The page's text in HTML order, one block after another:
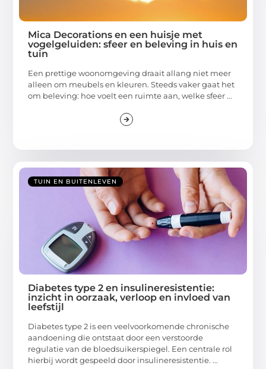
Mica Decorations en een huisje met
vogelgeluiden: sfeer en beleving in huis en
tuin
Een prettige woonomgeving draait allang niet meer
alleen om meubels en kleuren. Steeds vaker gaat het
om beleving: hoe voelt een ruimte aan, welke sfeer ...
TUIN EN BUITENLEVEN
Diabetes type 2 en insulineresistentie:
inzicht in oorzaak, verloop en invloed van
leefstijl
Diabetes type 2 is een veelvoorkomende chronische
aandoening die ontstaat door een verstoorde
regulatie van de bloedsuikerspiegel. Een centrale rol
hierbij wordt gespeeld door insulineresistentie. ...